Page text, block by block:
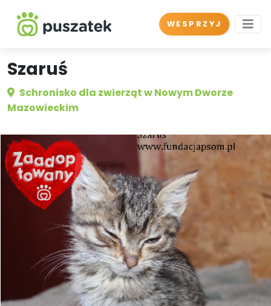
WESPRZYJ
Szaruś
Schronisko dla zwierząt w Nowym Dworze
Mazowieckim